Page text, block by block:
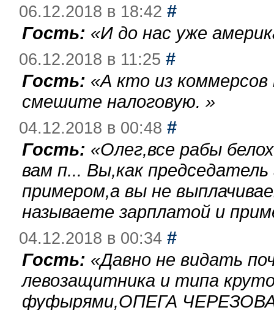
06.12.2018 в 18:42 #
Гость: «И до нас уже
06.12.2018 в 11:25 #
Гость: «А кто из
смешите налоговую. »
04.12.2018 в 00:48 #
Гость: «Олег,все рабы
вам п... Вы,как
примером,а вы не
называете зарплатой и
04.12.2018 в 00:34 #
Гость: «Давно не видать
левозащитника и типа
фуфырями,ОПЕГА